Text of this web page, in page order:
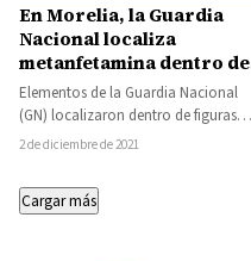
En Morelia, la Guardia
Nacional localiza
metanfetamina dentro de
figuras religiosas y dulces
regionales iban ser
enviadas a San Antonio,
Elementos de la Guardia Nacional
(GN) localizaron dentro de figuras
religiosas y dulces típicos, aparente
2 de diciembre de 2021
Cargar más